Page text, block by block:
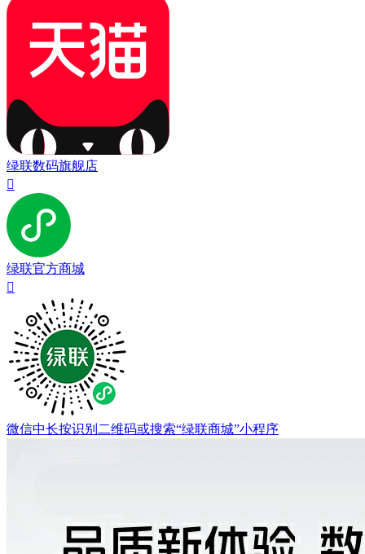
绿联数码旗舰店

绿联官方商城

微信中长按识别二维码或搜索“绿联商城”小程序